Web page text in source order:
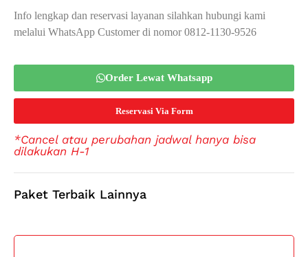
Info lengkap dan reservasi layanan silahkan hubungi kami
melalui WhatsApp Customer di nomor 0812-1130-9526
Order Lewat Whatsapp
Reservasi Via Form
*Cancel atau perubahan jadwal hanya bisa
dilakukan H-1
Paket Terbaik Lainnya